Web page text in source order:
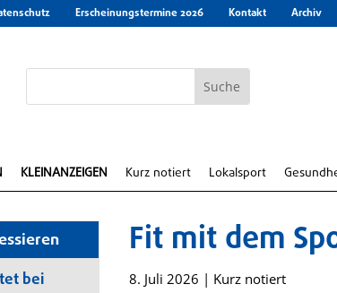
Erscheinungstermine 2026 Kontakt Archiv
KLEINANZEIGEN Kurz notiert Lokalsport
bei
Fit mit dem
8. Juli 2026 | Kurz notiert